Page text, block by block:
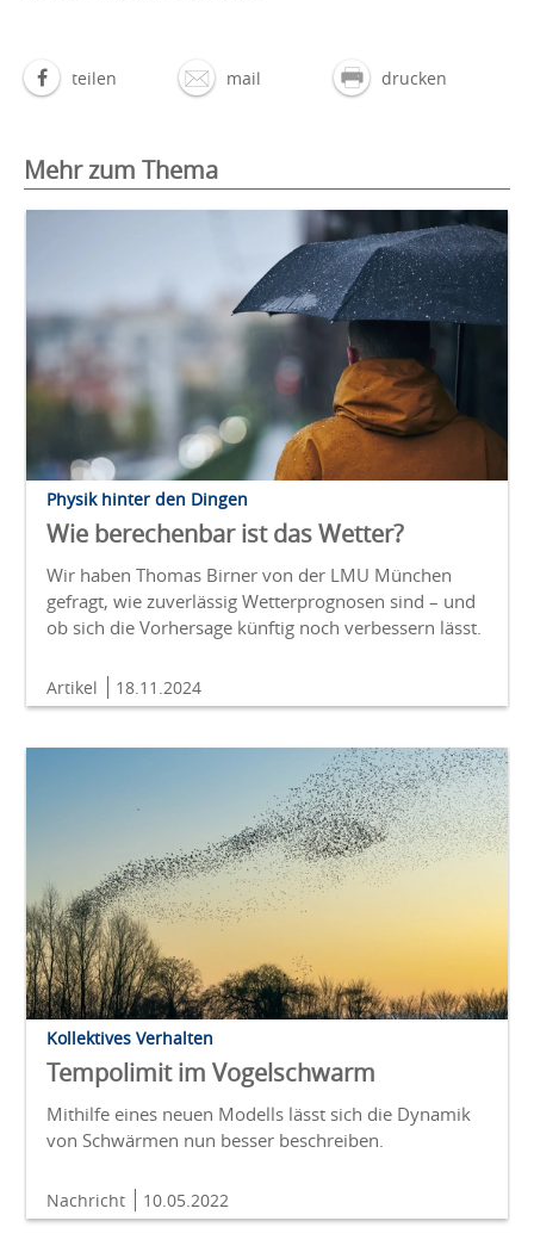
teilen mail drucken
Mehr zum Thema
Physik hinter den Dingen
Wie berechenbar ist das Wetter?
Wir haben Thomas Birner von der LMU München
gefragt, wie zuverlässig Wetterprognosen sind – und
ob sich die Vorhersage künftig noch verbessern lässt.
Artikel 18.11.2024
Kollektives Verhalten
Tempolimit im Vogelschwarm
Mithilfe eines neuen Modells lässt sich die Dynamik
von Schwärmen nun besser beschreiben.
Nachricht 10.05.2022